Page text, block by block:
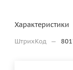
Характеристики
ШтрихКод —